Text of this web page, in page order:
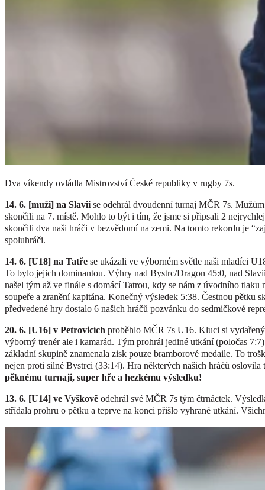
Dva víkendy ovládla Mistrovství České republiky v rugby 7s.
14. 6. [muži] na Slavii se odehrál dvoudenní turnaj MČR 7s.
skončili na 7. místě. Mohlo to být i tím, že jsme si připsali 2
skončili dva naši hráči v bezvědomí na zemi. Na tomto rekordu je
spoluhráči.
14. 6. [U18] na Tatře se ukázali ve výborném světle naši mladíci
To bylo jejich dominantou. Výhry nad Bystrc/Dragon 45:0, nad
našel tým až ve finále s domácí Tatrou, kdy se nám z úvodního
soupeře a zranění kapitána. Konečný výsledek 5:38. Čestnou pětku
předvedené hry dostalo 6 našich hráčů pozvánku do sedmičkové
20. 6. [U16] v Petrovicích proběhlo MČR 7s U16. Kluci si
výborný trenér ale i kamarád. Tým prohrál jediné utkání (poločas
základní skupině znamenala zisk pouze bramborové medaile. To
nejen proti silné Bystrci (33:14). Hra některých našich hráčů oslovila
pěknému turnaji, super hře a hezkému výsledku!
13. 6. [U14] ve Vyškově odehrál své MČR 7s tým čtrnáctek.
střídala prohru o pětku a teprve na konci přišlo vyhrané utkání.